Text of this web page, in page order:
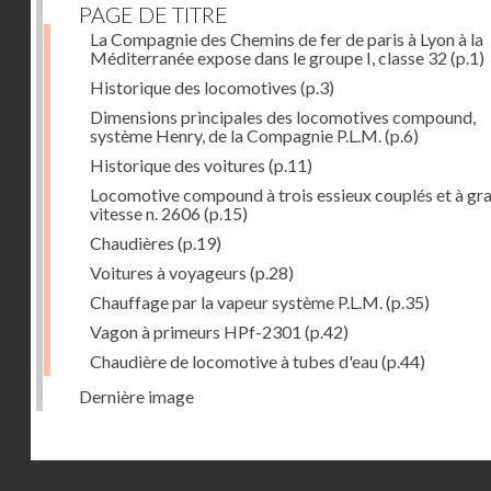
PAGE DE TITRE
La Compagnie des Chemins de fer de paris à Lyon à la
Méditerranée expose dans le groupe I, classe 32 (p.1)
Historique des locomotives (p.3)
Dimensions principales des locomotives compound,
système Henry, de la Compagnie P.L.M. (p.6)
Historique des voitures (p.11)
Locomotive compound à trois essieux couplés et à
vitesse n. 2606 (p.15)
Chaudières (p.19)
Voitures à voyageurs (p.28)
Chauffage par la vapeur système P.L.M. (p.35)
Vagon à primeurs HPf-2301 (p.42)
Chaudière de locomotive à tubes d'eau(p.44)
Dernière image